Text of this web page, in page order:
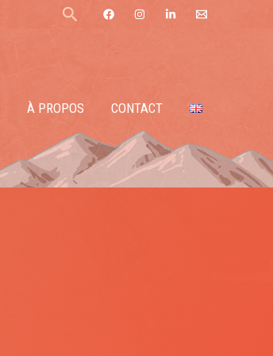
Rechercher
À PROPOS CONTACT